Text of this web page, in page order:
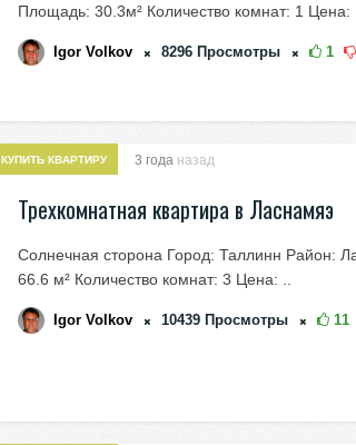
Площадь: 30.3м² Количество комнат: 1 Цена: ..
Igor Volkov 8296 Просмотры 1
КУПИТЬ КВАРТИРУ 3 года назад
Трехкомнатная квартира в Ласнамяэ
Солнечная сторона Город: Таллинн Район:
66.6 м² Количество комнат: 3 Цена: ..
Igor Volkov 10439 Просмотры 11